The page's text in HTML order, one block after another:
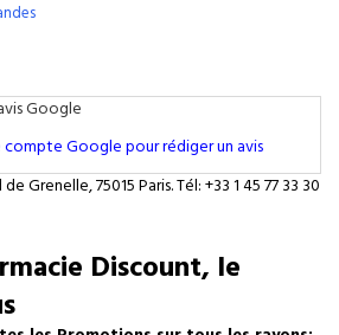
Google
Google pour rédiger un avis
Grenelle, 75015 Paris. Tél: +33 1 45 77 33 30
Discount, le